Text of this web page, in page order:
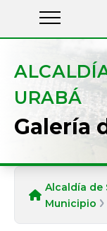
URABÁ
Galería
Alcaldía de
Municipio